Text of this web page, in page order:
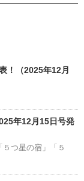
！（2025年12月
年12月15日号発
つ星の宿」「５